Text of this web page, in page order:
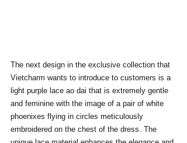
The next design in the exclusive collection that
Vietcharm wants to introduce to customers is a
light purple lace ao dai that is extremely gentle
and feminine with the image of a pair of white
phoenixes flying in circles meticulously
embroidered on the chest of the dress. The